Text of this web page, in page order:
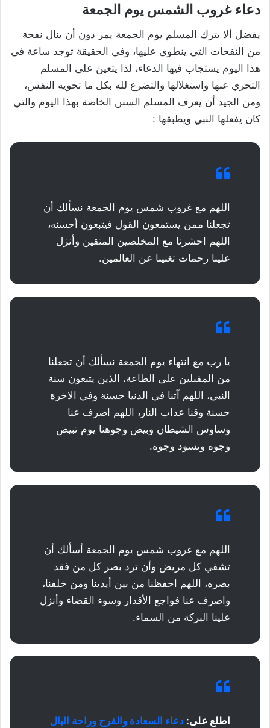
دعاء غروب الشمس يوم الجمعة
يفضل ألا يترك المسلم يوم الجمعة يمر دون أن ينال نفحة
من النفحات التي ينطوي عليها، وفي الحقيقة توجد ساعة في
هذا اليوم يستجاب فيها الدعاء، لذا يتعين على المسلم
التحري عنها واستغلالها والتضرع لله بكل ما تحويه النفس،
ومن الجيد أن يعرف المسلم السنن الخاصة بهذا اليوم والتي
كان يفعلها النبي ويطبقها :
اللهم مع غروب شمس يوم الجمعة نسألك أن
تجعلنا ممن يستمعون القول فيتبعون أحسنه،
اللهم احشرنا مع المخلصين المتقين وأنزل
علينا رحمات تغنينا عن العالمين.
يا رب مع انتهاء يوم الجمعة نسألك أن تجعلنا
من المقبلين على الطاعة، الذين يتبعون سنة
النبي، اللهم آتنا في الدنيا حسنة وفي الاخرة
حسنة وقنا عذاب النار، اللهم اصرف عنا
وساوس الشيطان وبيض وجوهنا يوم تبيض
وجوه وتسود وجوه.
اللهم مع غروب شمس يوم الجمعة أسألك أن
تشفي كل مريض وأن ترد بصر كل من فقد
بصره، اللهم احفظنا من بين أيدينا ومن خلفنا،
واصرف عنا فواجع الأقدار وسوء القضاء وأنزل
علينا البركة من السماء.
اطلع على: دعاء السعادة والفرح وراحة البال